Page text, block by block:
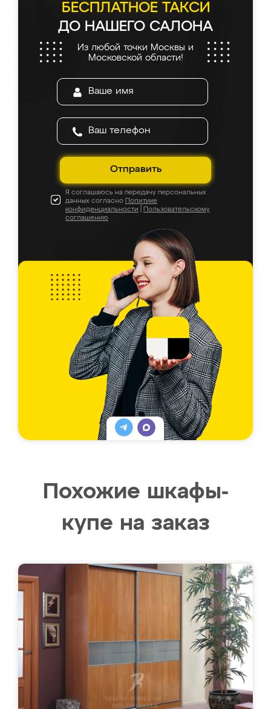
БЕСПЛАТНОЕ ТАКСИ
ДО НАШЕГО САЛОНА
Из любой точки Москвы и
Московской области!
Отправить
Я соглашаюсь на передачу персональных
данных согласно Политике
конфиденциальности
Пользовательскому
соглашению
Похожие шкафы-
купе на заказ